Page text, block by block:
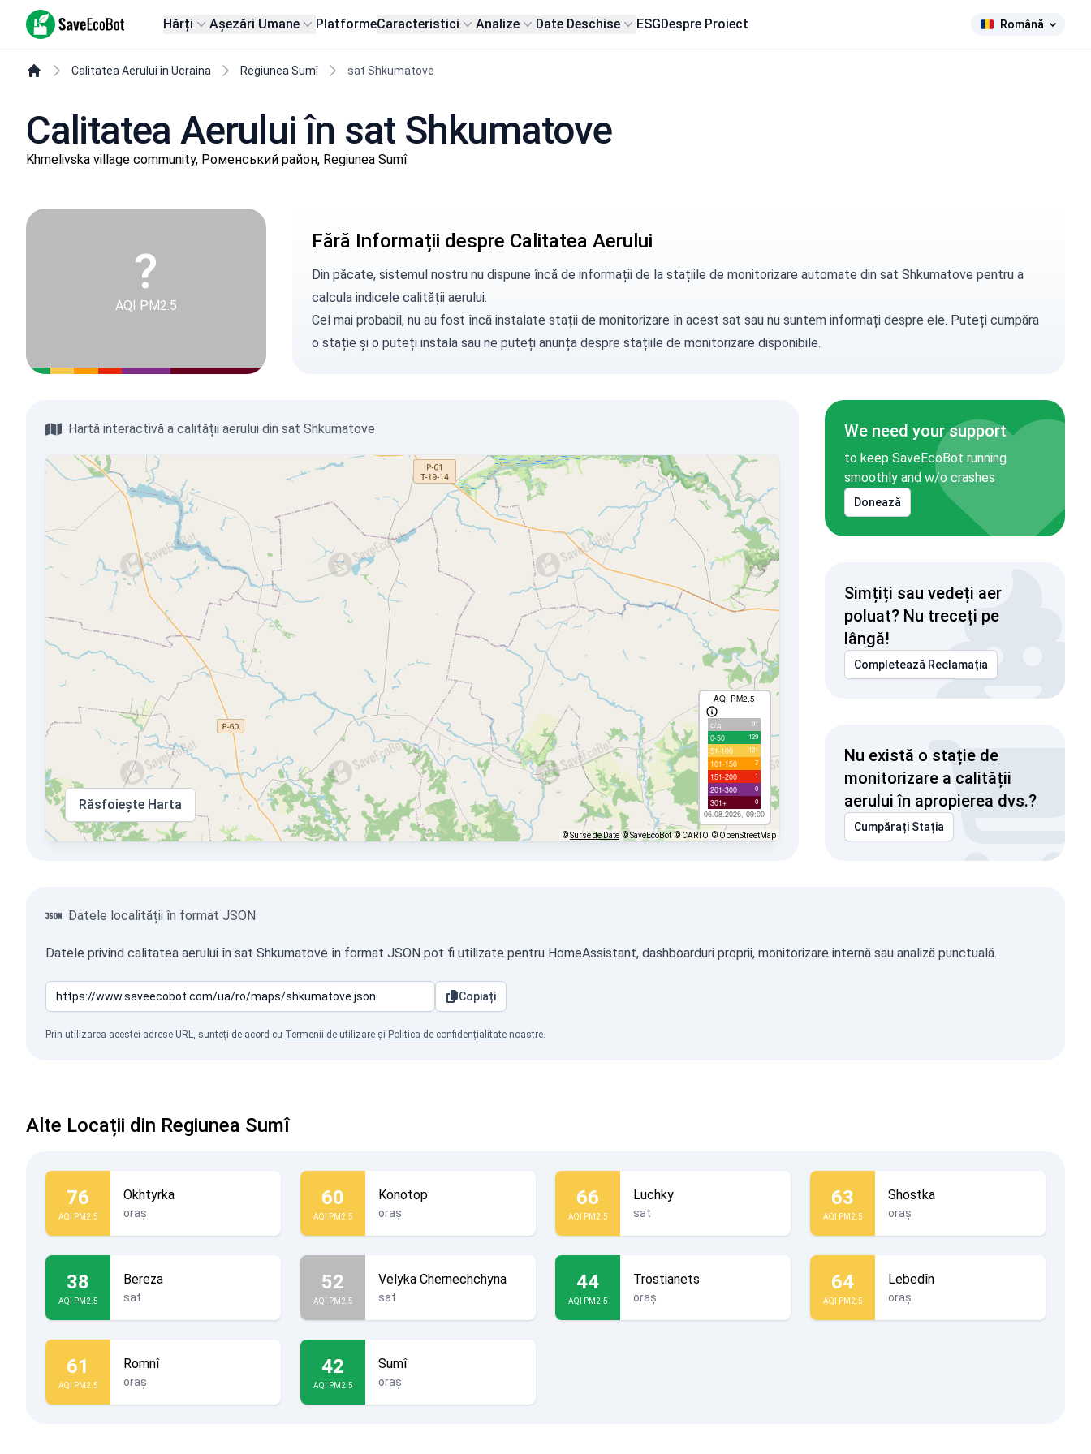
SaveEcoBot Hărți Așezări Umane PlatformeCaracteristici Analize Date Deschise ESGDespre Proiect Română
Calitatea Aerului în Ucraina Regiunea Sumî sat Shkumatove
Calitatea Aerului în sat Shkumatove
Khmelivska village community, Роменський район, Regiunea Sumî
?
AQI PM2.5
Fără Informații despre Calitatea Aerului
Din păcate, sistemul nostru nu dispune încă de informații de la stațiile de monitorizare automate din sat Shkumatove pentru a
calcula indicele calității aerului.
Cel mai probabil, nu au fost încă instalate stații de monitorizare în acest sat sau nu suntem informați despre ele. Puteți cumpăra
o stație și o puteți instala sau ne puteți anunțadespre stațiile de monitorizare disponibile.
Hartă interactivă a calității aerului din sat Shkumatove
AQI PM2.5
с/д 91
0-50 129
51-100 121
101-150 7
151-200 1
201-300 0
301+ 0
06.08.2026, 09:00
Răsfoiește Harta
©Surse de Date © SaveEcoBot © CARTO © OpenStreetMap
We need your support
to keep SaveEcoBot running
smoothly and w/o crashes
Donează
Simțiți sau vedeți aer
poluat? Nu treceți pe
lângă!
Completează Reclamația
Nu există o stație de
monitorizare a calității
aerului în apropierea dvs.?
Cumpărați Stația
Datele localității în format JSON
Datele privind calitatea aerului în sat Shkumatove în format JSON pot fi utilizate pentru HomeAssistant, dashboarduri proprii, monitorizare internă sau analiză punctuală.
Copiați
Prin utilizarea acestei adrese URL, sunteți de acord cu Termenii de utilizare și Politica de confidențialitate noastre.
Alte Locații din Regiunea Sumî
76
AQI PM2.5
Okhtyrka
oraș
60
AQI PM2.5
Konotop
oraș
66
AQI PM2.5
Luchky
sat
63
AQI PM2.5
Shostka
oraș
38
AQI PM2.5
Bereza
sat
52
AQI PM2.5
Velyka Chernechchyna
sat
44
AQI PM2.5
Trostianets
oraș
64
AQI PM2.5
Lebedîn
oraș
61
AQI PM2.5
Romnî
oraș
42
AQI PM2.5
Sumî
oraș